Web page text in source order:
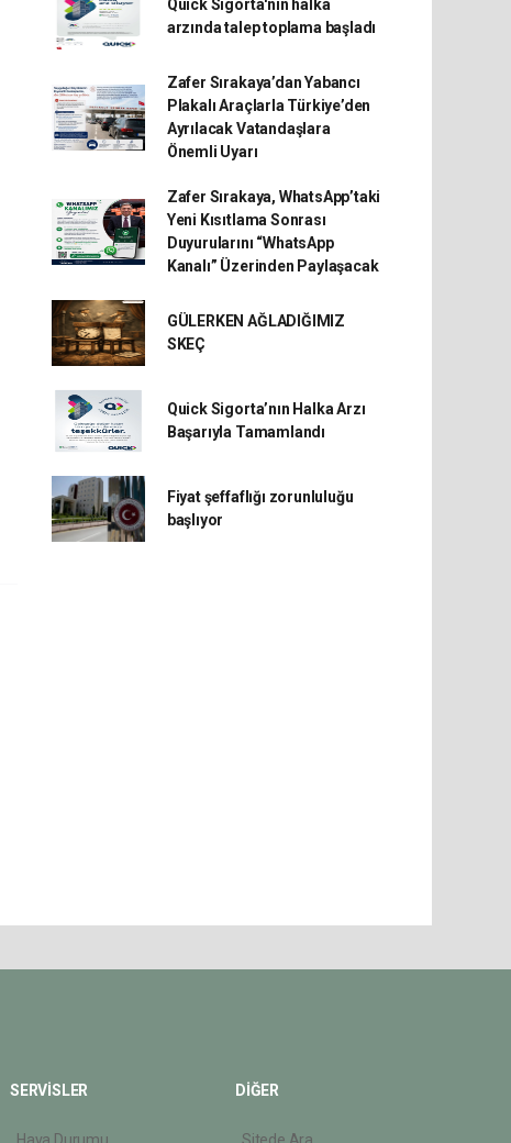
Quick Sigorta'nın halka
arzında talep toplama başladı
Zafer Sırakaya’dan Yabancı
Plakalı Araçlarla Türkiye’den
Ayrılacak Vatandaşlara
Önemli Uyarı
Zafer Sırakaya, WhatsApp’taki
Yeni Kısıtlama Sonrası
Duyurularını “WhatsApp
Kanalı” Üzerinden Paylaşacak
GÜLERKEN AĞLADIĞIMIZ
SKEÇ
Quick Sigorta’nın Halka Arzı
Başarıyla Tamamlandı
Fiyat şeffaflığı zorunluluğu
başlıyor
SERVİSLER
Hava Durumu
DİĞER
Sitede Ara